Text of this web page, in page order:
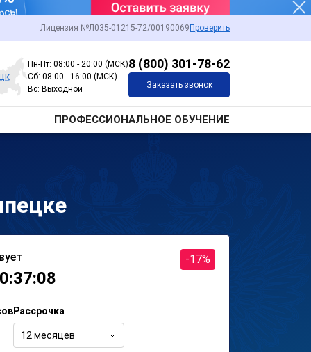
Лицензия №Л035-01215-72/00190069 Проверить
Пн-Пт: 08:00 - 20:00 (МСК)
Сб: 08:00 - 16:00 (МСК)
Вс: Выходной
8 (800) 301-78-62
Заказать звонок
ПРОФЕССИОНАЛЬНОЕ ОБУЧЕНИЕ
-17%
Рассрочка
12 месяцев